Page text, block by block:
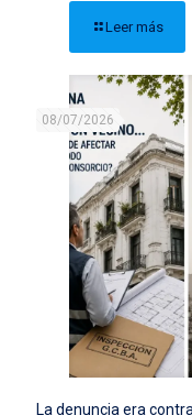
Leer más
08/07/2026
La denuncia era